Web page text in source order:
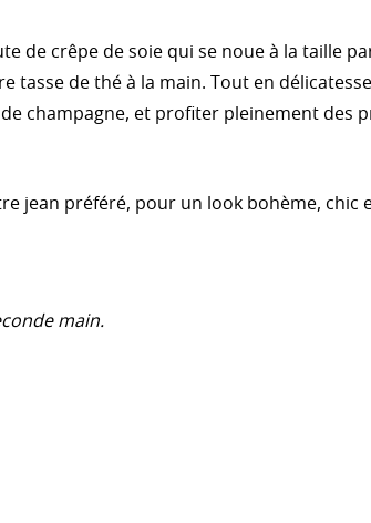
de crêpe de soie qui se noue à la taille
de thé à la main. Tout en
champagne, et profiter pleinement des
jean préféré, pour un look bohème, chic
main.